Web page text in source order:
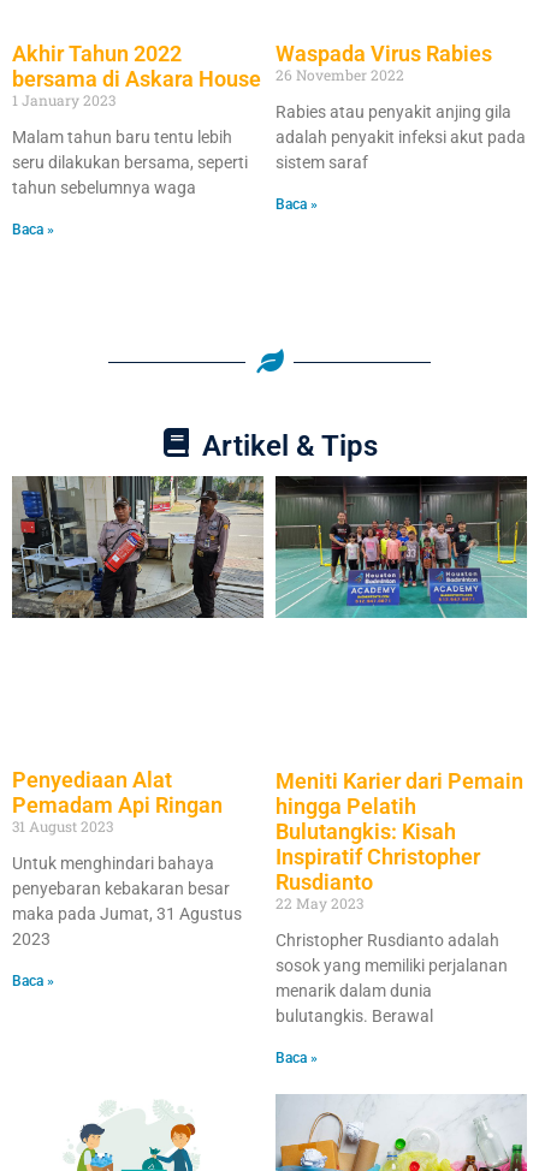
Akhir Tahun 2022
bersama di Askara House
1 January 2023
Malam tahun baru tentu lebih
seru dilakukan bersama, seperti
tahun sebelumnya waga
Baca »
Waspada Virus Rabies
26 November 2022
Rabies atau penyakit anjing gila
adalah penyakit infeksi akut pada
sistem saraf
Baca »
Artikel & Tips
Penyediaan Alat
Pemadam Api Ringan
31 August 2023
Untuk menghindari bahaya
penyebaran kebakaran besar
maka pada Jumat, 31 Agustus
2023
Baca »
Meniti Karier dari Pemain
hingga Pelatih
Bulutangkis: Kisah
Inspiratif Christopher
Rusdianto
22 May 2023
Christopher Rusdianto adalah
sosok yang memiliki perjalanan
menarik dalam dunia
bulutangkis. Berawal
Baca »